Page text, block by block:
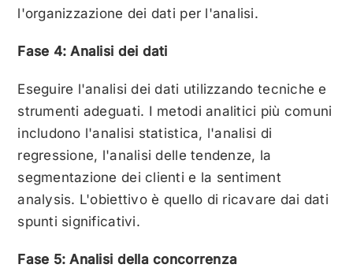
l'organizzazione dei dati per l'analisi.
Fase 4: Analisi dei dati
Eseguire l'analisi dei dati utilizzando tecniche e
strumenti adeguati. I metodi analitici più comuni
includono l'analisi statistica, l'analisi di
regressione, l'analisi delle tendenze, la
segmentazione dei clienti e la sentiment
analysis. L'obiettivo è quello di ricavare dai dati
spunti significativi.
Fase 5: Analisi della concorrenza